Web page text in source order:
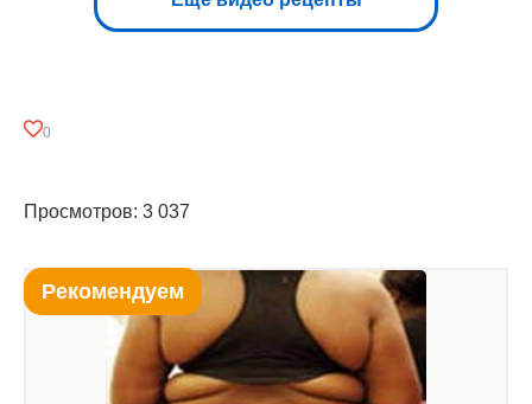
0
Просмотров: 3 037
Рекомендуем